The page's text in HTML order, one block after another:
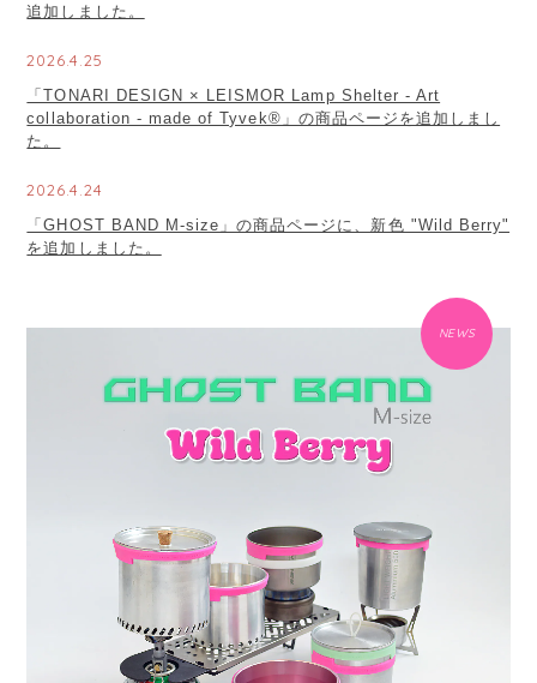
追加しました。
2026.4.25
「TONARI DESIGN × LEISMOR Lamp Shelter - Art
collaboration - made of Tyvek®」の商品ページを追加しまし
た。
2026.4.24
「GHOST BAND M-size」の商品ページに、新色 "Wild Berry"
を追加しました。
NEWS